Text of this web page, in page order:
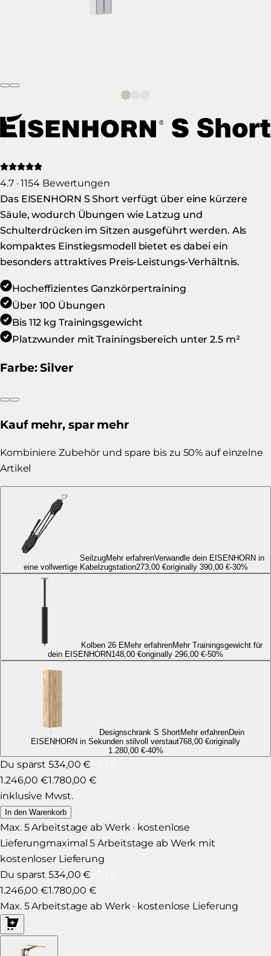
4.7 · 1154 Bewertungen
Das EISENHORN S Short verfügt über eine kürzere
Säule, wodurch Übungen wie Latzug und
Schulterdrücken im Sitzen ausgeführt werden. Als
kompaktes Einstiegsmodell bietet es dabei ein
besonders attraktives Preis-Leistungs-Verhältnis.
Hocheffizientes Ganzkörpertraining
Über 100 Übungen
Bis 112 kg Trainingsgewicht
Platzwunder mit Trainingsbereich unter 2.5 m²
Farbe: Silver
Kauf mehr, spar mehr
Kombiniere Zubehör und spare bis zu 50% auf einzelne
Artikel
SeilzugMehr erfahrenVerwandle dein EISENHORN in
eine vollwertige Kabelzugstation273,00 €originally 390,00 €-30%
Kolben 26 EMehr erfahrenMehr Trainingsgewicht für
dein EISENHORN148,00 €originally 296,00 €-50%
Designschrank S ShortMehr erfahrenDein
EISENHORN in Sekunden stilvoll verstaut768,00 €originally
1.280,00 €-40%
Du sparst 534,00 €
1.246,00 €1.780,00 €
inklusive Mwst.
In den Warenkorb
Max. 5 Arbeitstage ab Werk · kostenlose
Lieferungmaximal 5 Arbeitstage ab Werk mit
kostenloser Lieferung
Du sparst 534,00 €
1.246,00 €1.780,00 €
Max. 5 Arbeitstage ab Werk · kostenlose Lieferung